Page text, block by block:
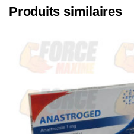
Produits similaires